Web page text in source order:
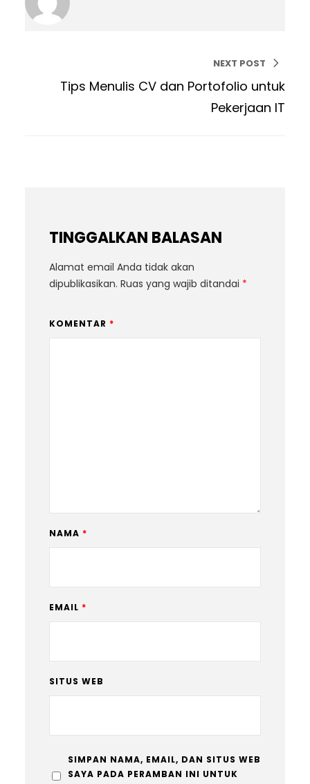
NEXT POST
Tips Menulis CV dan Portofolio untuk
Pekerjaan IT
TINGGALKAN BALASAN
Alamat email Anda tidak akan
dipublikasikan. Ruas yang wajib ditandai *
KOMENTAR *
NAMA *
EMAIL *
SITUS WEB
SIMPAN NAMA, EMAIL, DAN SITUS WEB
SAYA PADA PERAMBAN INI UNTUK